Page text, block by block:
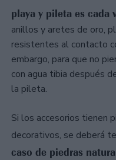
playa y pileta es cada
anillos y aretes de oro,
resistentes al contacto
embargo, para que no
con agua tibia después
la pileta.
Si los accesorios tienen
decorativos, se deberá
caso de piedras